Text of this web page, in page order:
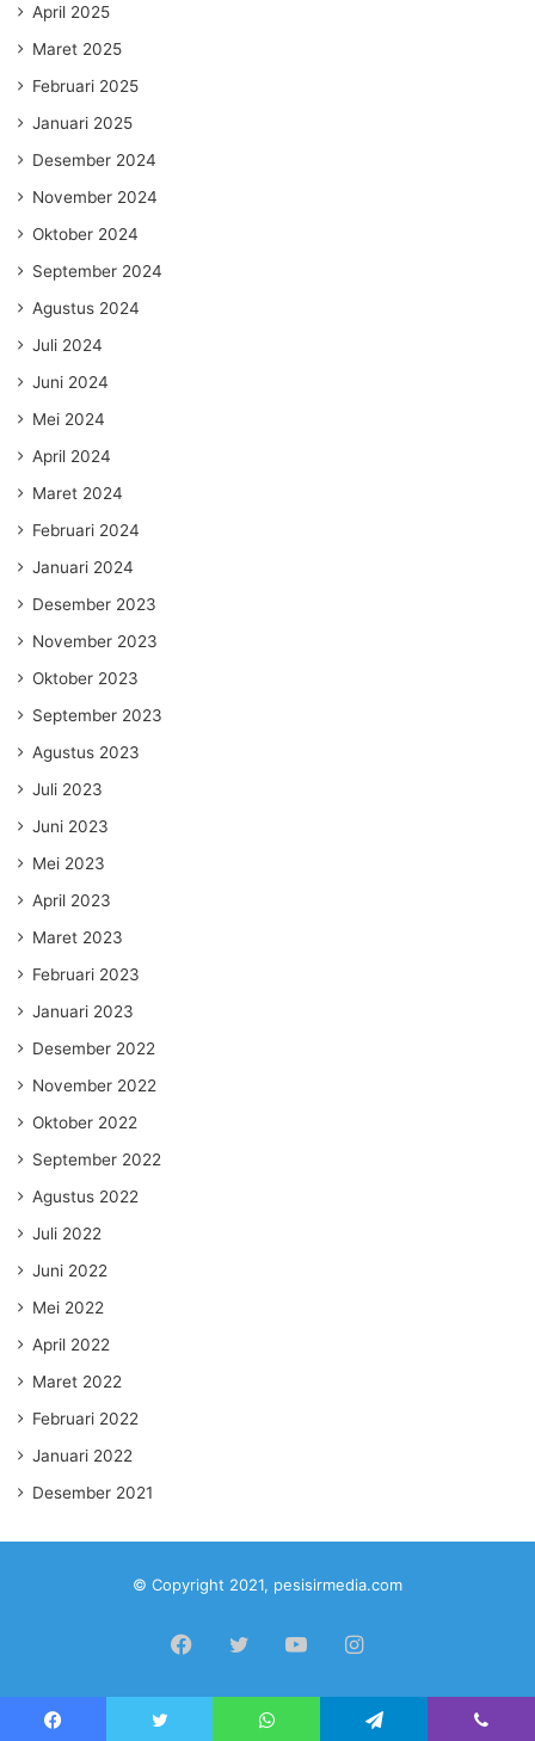
April 2025
Maret 2025
Februari 2025
Januari 2025
Desember 2024
November 2024
Oktober 2024
September 2024
Agustus 2024
Juli 2024
Juni 2024
Mei 2024
April 2024
Maret 2024
Februari 2024
Januari 2024
Desember 2023
November 2023
Oktober 2023
September 2023
Agustus 2023
Juli 2023
Juni 2023
Mei 2023
April 2023
Maret 2023
Februari 2023
Januari 2023
Desember 2022
November 2022
Oktober 2022
September 2022
Agustus 2022
Juli 2022
Juni 2022
Mei 2022
April 2022
Maret 2022
Februari 2022
Januari 2022
Desember 2021
© Copyright 2021, pesisirmedia.com
Facebook
TwitterYouTubeInstagram